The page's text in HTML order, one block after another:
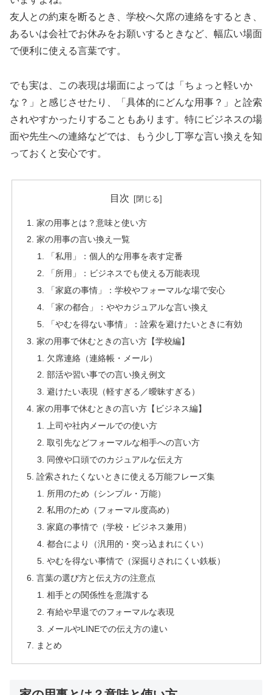
友人との約束を断るとき、学校へ欠席の連絡をするとき、
あるいは会社でお休みをお願いするときなど、幅広い場面
で便利に使える言葉です。
でも実は、この表現は場面によっては「ちょっと軽いか
な？」と感じさせたり、「具体的にどんな用事？」と詮索
されやすかったりすることもあります。特にビジネスの場
面や先生への連絡などでは、もう少し丁寧な言い換えを知
っておくと安心です。
目次
家の用事とは？意味と使い方
家の用事の言い換え一覧
「私用」：個人的な用事を表す定番
「所用」：ビジネスでも使える万能表現
「家庭の事情」：学校やフォーマルな場で安心
「家の都合」：ややカジュアルな言い換え
「やむを得ない事情」：詮索を避けたいときに有効
家の用事で休むときの言い方【学校編】
欠席連絡（連絡帳・メール）
部活や習い事での言い換え例文
避けたい表現（軽すぎる／曖昧すぎる）
家の用事で休むときの言い方【ビジネス編】
上司や社内メールでの使い方
取引先などフォーマルな相手への言い方
同僚や口頭でのカジュアルな伝え方
詮索されたくないときに使える万能フレーズ集
所用のため（シンプル・万能）
私用のため（フォーマル度高め）
家庭の事情で（学校・ビジネス兼用）
都合により（汎用的・突っ込まれにくい）
やむを得ない事情で（深掘りされにくい鉄板）
言葉の選び方と伝え方の注意点
相手との関係性を意識する
有給や早退でのフォーマルな表現
メールやLINEでの伝え方の違い
まとめ